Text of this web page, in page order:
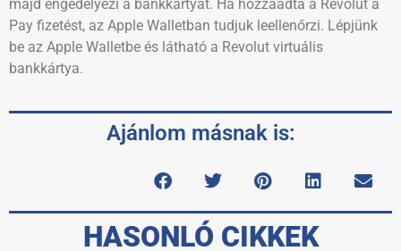
majd engedélyezi a bankkártyát. Ha hozzáadta a Revolut a
Pay fizetést, az Apple Walletban tudjuk leellenőrzi. Lépjünk
be az Apple Walletbe és látható a Revolut virtuális
bankkártya.
Ajánlom másnak is:
HASONLÓ CIKKEK